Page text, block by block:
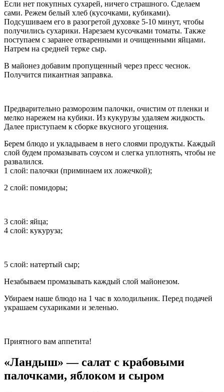
Если нет покупных сухарей, ничего страшного. Сделаем
сами. Режем белый хлеб (кусочками, кубиками).
Подсушиваем его в разогретой духовке 5-10 минут, чтобы
получились сухарики. Нарезаем кусочками томаты. Также
поступаем с заранее отваренными и очищенными яйцами.
Натрем на средней терке сыр.
В майонез добавим пропущенный через пресс чеснок.
Получится пикантная заправка.
Предварительно разморозим палочки, очистим от пленки и
мелко нарежем на кубики. Из кукурузы удаляем жидкость.
Далее приступаем к сборке вкусного угощения.
Берем блюдо и укладываем в него слоями продукты. Каждый
слой будем промазывать соусом и слегка уплотнять, чтобы не
развалился.
1 слой: палочки (приминаем их ложечкой);
2 слой: помидоры;
3 слой: яйца;
4 слой: кукуруза;
5 слой: натертый сыр;
Незабываем промазывать каждый слой майонезом.
Убираем наше блюдо на 1 час в холодильник. Перед подачей
украшаем сухариками и зеленью.
Приятного вам аппетита!
«Ландыш» — салат с крабовыми
палочками, яблоком и сыром